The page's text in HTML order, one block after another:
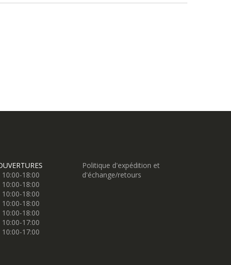
10:00-18:00
10:00-18:00
10:00-18:00
10:00-18:00
10:00-18:00
10:00-17:00
10:00-17:00
Politique d'expédition et
d'échange/retours